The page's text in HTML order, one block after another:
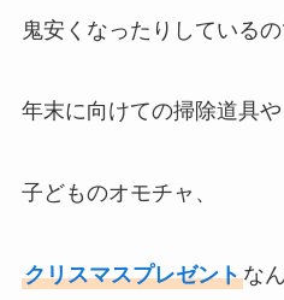
鬼安くなったりしている
年末に向けての掃除道具や
子どものオモチャ、
クリスマスプレゼントな